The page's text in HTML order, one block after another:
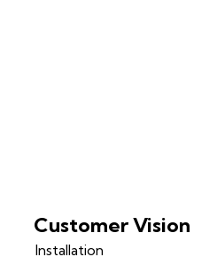
Customer Vision
Installation